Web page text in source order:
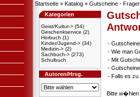
Startseite » Katalog » Gutscheine -
Kategorien
Geist/Kultur-> (54)
Geschenkservice (2)
Hörbuch (1)
Kinder/Jugend-> (34)
Medizin-> (2)
Sachbuch-> (273)
Schulbuch
Autoren/Hrsg.
-
- Wie man
- Mit
-
- Falls es zu
Bitte w�hlen